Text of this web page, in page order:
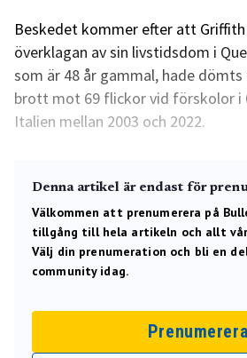
Beskedet kommer efter att
överklagan av sin livstidsdom i
som är 48 år gammal, hade
brott mot 69 flickor vid förskolor i
Italien mellan 2003 och 2022.
Denna artikel är endast för
Välkommen att prenumerera på
tillgång till hela artikeln och allt
Välj din prenumeration och bli en
community idag.
Prenumerera